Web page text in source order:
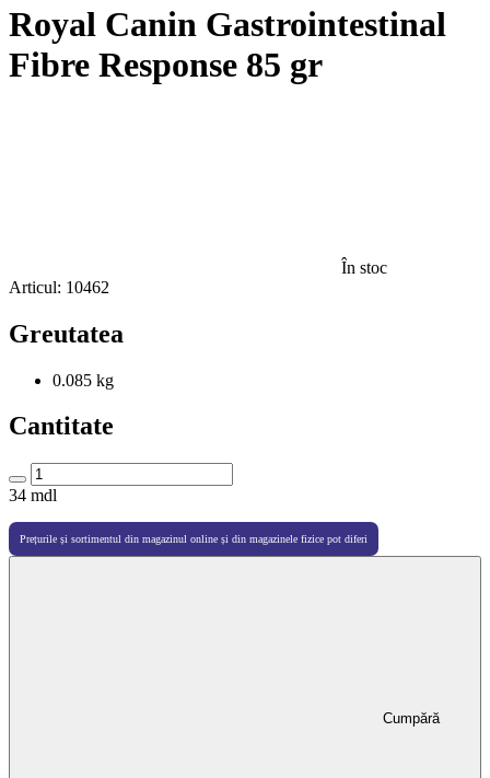
Royal Canin Gastrointestinal
Fibre Response 85 gr
În stoc
Articul: 10462
Greutatea
0.085 kg
Cantitate
34 mdl
Prețurile și sortimentul din magazinul online și din magazinele fizice pot diferi
Cumpără